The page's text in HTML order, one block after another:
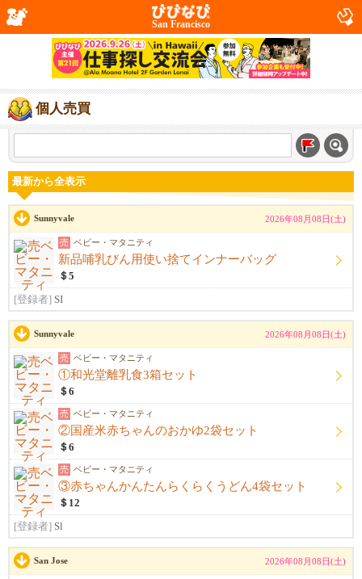
San Francisco
個人売買
最新から全表示
Sunnyvale 2026年08月08日(土)
売 ベビー・マタニティ
新品哺乳びん用使い捨てインナーバッグ
＄5
[登録者] SI
Sunnyvale 2026年08月08日(土)
売 ベビー・マタニティ
①和光堂離乳食3箱セット
＄6
売 ベビー・マタニティ
②国産米赤ちゃんのおかゆ2袋セット
＄6
売 ベビー・マタニティ
③赤ちゃんかんたんらくらくうどん4袋セット
＄12
[登録者] Sl
San Jose 2026年08月08日(土)